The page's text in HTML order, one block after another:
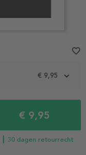
€ 9,95
€ 9,95
┃ 30 dagen retourrecht
favorite_border